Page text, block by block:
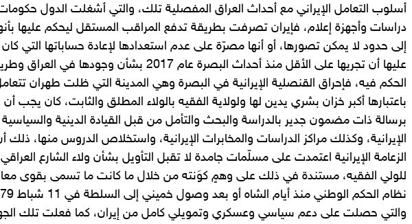
أسلوب التعامل الإيراني مع أحداث العراق المفصلية تلك، والتي أشغلت الدول
دراسات وأجهزة إعلام، فإيران تصرفت بطريقة تدفع المراقب المستقل ليحكم عليها
إلى حدود لا يمكن تصورها، أو أنها مصرّة على عدم استعدادها لإعادة حساباتها التي
عليها أن تجريها على الأقل منذ أحداث البصرة عام 2017 بشأن وجودها في
الحكم فيه، فإحراق القنصلية الإيرانية في البصرة وهي المدينة التي ظلت طهران
باعتبارها أكبر خزان بشري يدين لها ولولاية الفقيه بالولاء المطلق والثابت، كان يجب
برسالة ذات مضمون جدير بالدراسة والبحث والتأمل من قبل القيادة الدينية والسياسية
الإيرانية، وكذلك مراكز الدراسات والمخابرات الإيرانية، واستخلاص الدروس منها، ذلك
الزعامة الإيرانية اعتمدت على مسلّمات جامدة لا تقبل التأويل بشأن ولاء الشارع
للولي الفقيه، مستندة في ذلك على وهمٍ كوَنته من خلال ما كانت ما تسمى بقوى
والتي حصلت على دعم سياسي وعسكري وتمويلي كامل من إيران، كما فعلت تلك